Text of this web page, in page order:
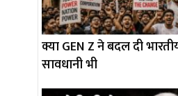
क्या GEN Z ने बदल दी
सावधानी भी